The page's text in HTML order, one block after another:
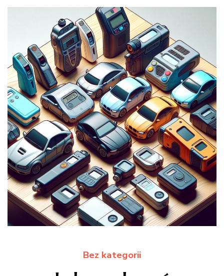
Bez kategorii